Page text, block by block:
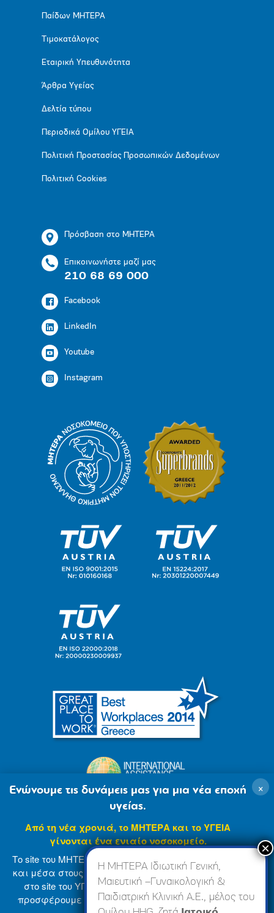
Παίδων ΜΗΤΕΡΑ
Τιμοκατάλογος
Εταιρική Υπευθυνότητα
Άρθρα Υγείας
Δελτία τύπου
Περιοδικά Ομίλου ΥΓΕΙΑ
Πολιτική Προστασίας Προσωπικών Δεδομένων
Πολιτική Cookies
Πρόσβαση στο ΜΗΤΕΡΑ
Επικοινωνήστε μαζί μας
210 68 69 000
Facebook
LinkedIn
Youtube
Instagram
© 2007-2024 ΜΗΤΕΡΑ Α.Ε Όροι Χρήσης
Η ΜΗΤΕΡΑ Ιδιωτική Γενική,
Μαιευτική –Γυναικολογική &
Παιδιατρική Κλινική Α.Ε., μέλος του
×
Ενώνουμε τις δυνάμεις μας για μια νέα εποχή
υγείας.
Από τη νέα χρονιά, το ΜΗΤΕΡΑ και το ΥΓΕΙΑ
γίνονται ένα ενιαίο νοσοκομείο.
Το site του ΜΗΤΕΡΑ βρίσκεται σε φάση ανανέωσης
και μέσα στους επόμενους μήνες θα ενσωματωθεί
στο site του ΥΓΕΙΑ (www.hygeia.gr), ώστε να σας
προσφέρουμε μια πιο ολοκληρωμένη και ενιαία